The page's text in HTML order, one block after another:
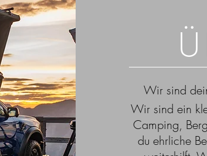
Wir sind
Wir sind ein
Camping,
du ehrliche